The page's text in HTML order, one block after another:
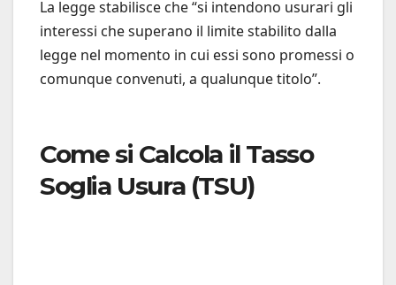
La legge stabilisce che “si intendono usurari gli
interessi che superano il limite stabilito dalla
legge nel momento in cui essi sono promessi o
comunque convenuti, a qualunque titolo”.
Come si Calcola il Tasso
Soglia Usura (TSU)